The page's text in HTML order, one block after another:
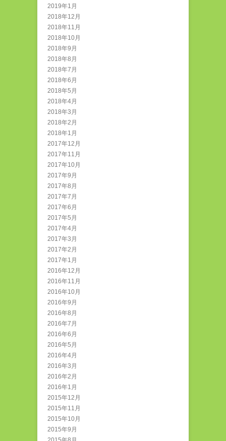
2019年1月
2018年12月
2018年11月
2018年10月
2018年9月
2018年8月
2018年7月
2018年6月
2018年5月
2018年4月
2018年3月
2018年2月
2018年1月
2017年12月
2017年11月
2017年10月
2017年9月
2017年8月
2017年7月
2017年6月
2017年5月
2017年4月
2017年3月
2017年2月
2017年1月
2016年12月
2016年11月
2016年10月
2016年9月
2016年8月
2016年7月
2016年6月
2016年5月
2016年4月
2016年3月
2016年2月
2016年1月
2015年12月
2015年11月
2015年10月
2015年9月